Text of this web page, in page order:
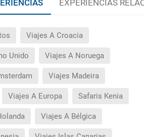
EXPERIENCIAS
Viajes A Croacia
Unido Viajes A Noruega
Viajes Madeira
Viajes A Europa Safaris Kenia
Viajes A Bélgica